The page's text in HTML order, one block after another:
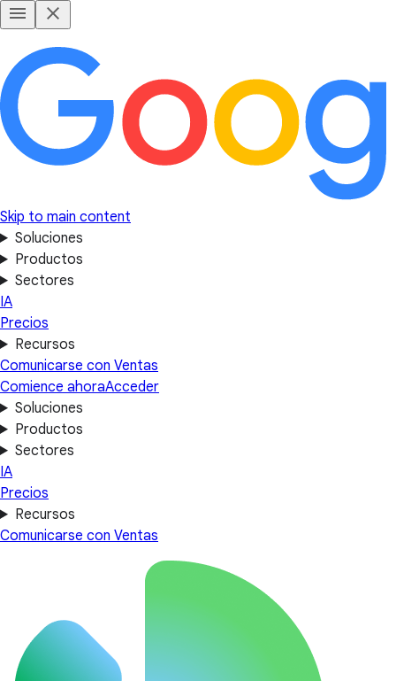
Skip to main content
Soluciones
Productos
Sectores
IA
Precios
Recursos
Comunicarse con Ventas
Comience ahoraAcceder
Soluciones
Productos
Sectores
IA
Precios
Recursos
Comunicarse con Ventas